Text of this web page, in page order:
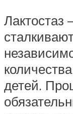
Лактостаз
детей.